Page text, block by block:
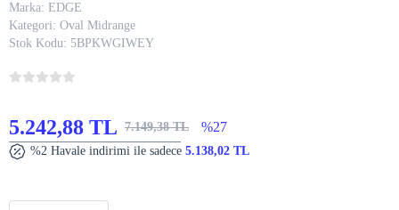
Marka: EDGE
Kategori: Oval Midrange
Stok Kodu: 5BPKWGIWEY
5.242,88 TL 7.149,38 TL %27
%2 Havale indirimi ile sadece 5.138,02 TL